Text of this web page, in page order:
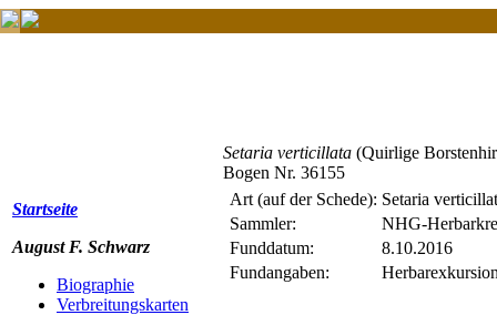
Startseite
August F. Schwarz
Biographie
Verbreitungskarten
Setaria verticillata (Quirlige
Bogen Nr. 36155
Art (auf der Schede): Setaria
Sammler:
NHG-
Funddatum:
8.10.2016
Fundangaben: